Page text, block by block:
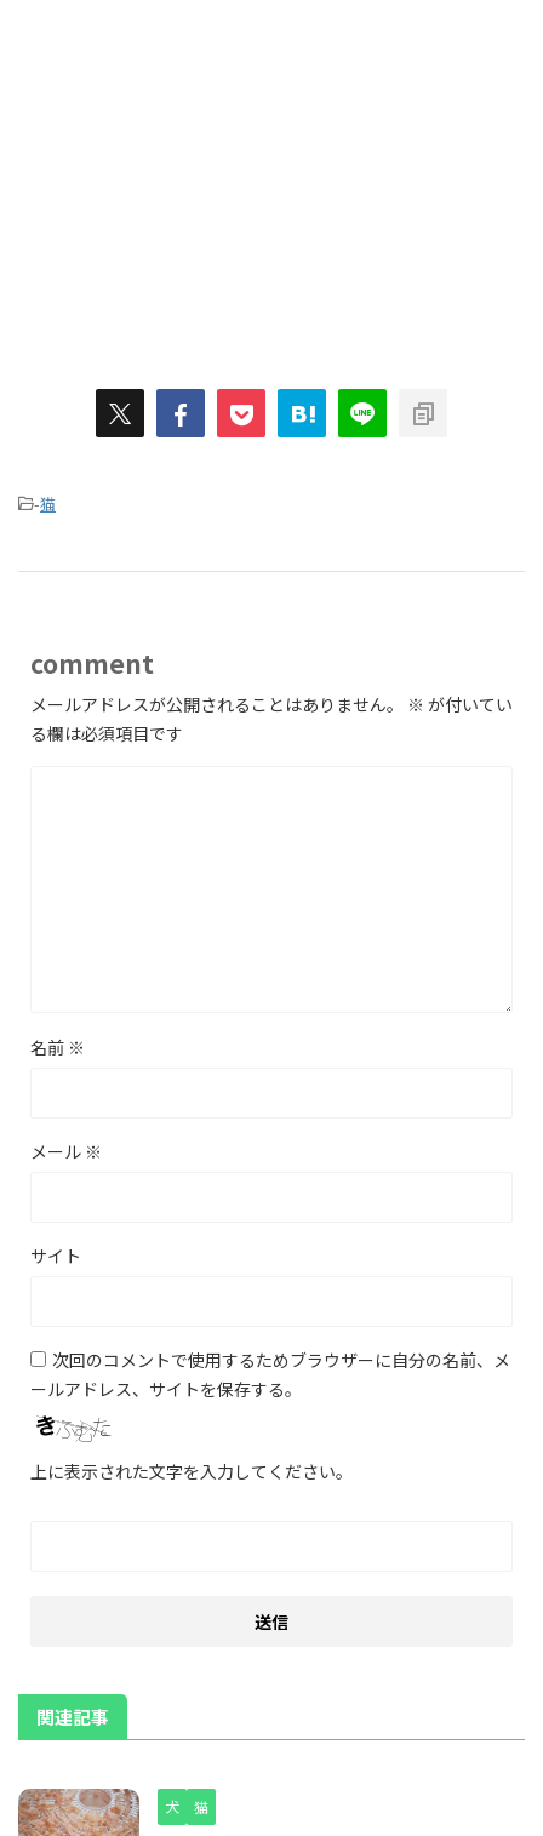
-猫
comment
メールアドレスが公開されることはありません。 ※ が付いてい
る欄は必須項目です
名前 ※
メール ※
サイト
次回のコメントで使用するためブラウザーに自分の名前、メ
ールアドレス、サイトを保存する。
上に表示された文字を入力してください。
関連記事
犬 猫